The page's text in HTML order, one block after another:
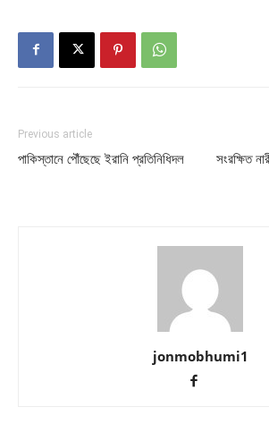
Previous article
পাকিস্তানে পৌঁছেছে ইরানি প্রতিনিধিদল
সংরক্ষিত
jonmobhumi1